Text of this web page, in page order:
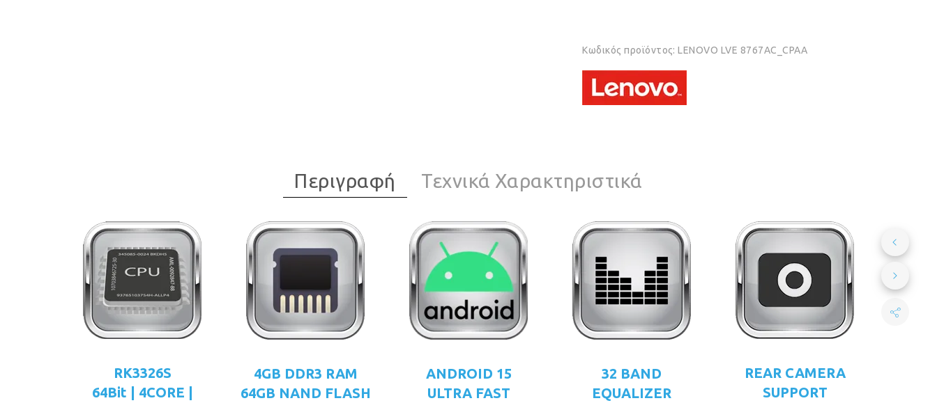
Κωδικός προϊόντος:LENOVO LVE 8767AC_CPAA
Περιγραφή Τεχνικά Χαρακτηριστικά
RK3326S
64Bit | 4CORE |
4GB DDR3 RAM
64GB NAND FLASH
ANDROID 15
ULTRA FAST
32 BAND
EQUALIZER
REAR CAMERA
SUPPORT